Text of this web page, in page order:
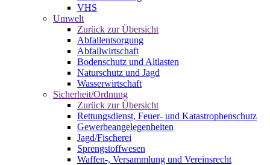
VHS
Umwelt
Zurück zur Übersicht
Abfallentsorgung
Abfallwirtschaft
Bodenschutz und Altlasten
Naturschutz und Jagd
Wasserwirtschaft
Sicherheit/Ordnung
Zurück zur Übersicht
Rettungsdienst, Feuer- und Katastrophenschutz
Gewerbeangelegenheiten
Jagd/Fischerei
Sprengstoffwesen
Waffen-, Versammlung und Vereinsrecht